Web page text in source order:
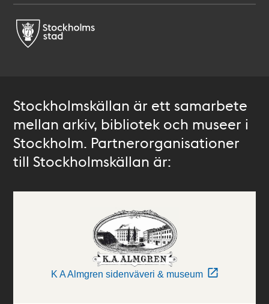
Stockholmskällan är ett samarbete
mellan arkiv, bibliotek och museer i
Stockholm. Partnerorganisationer
till Stockholmskällan är:
K A Almgren sidenväveri & museum